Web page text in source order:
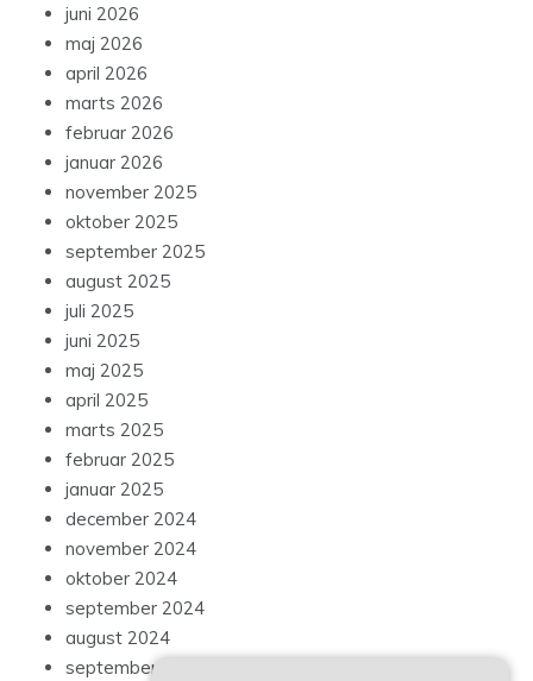
juni 2026
maj 2026
april 2026
marts 2026
februar 2026
januar 2026
november 2025
oktober 2025
september 2025
august 2025
juli 2025
juni 2025
maj 2025
april 2025
marts 2025
februar 2025
januar 2025
december 2024
november 2024
oktober 2024
september 2024
august 2024
september 2023